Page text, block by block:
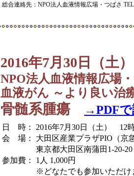
総合連絡先：NPO法人血液情報広場・つばさ
2016年7月30日（土）
NPO法人血液情報広場
血液がん ～より良い治
骨髄系腫瘍 →PDFで
日 時： 2016年7月30日（土） 12
会 場： 大田区産業プラザPIO（京
東京都大田区南蒲田1-20-
参加費： 1人 1,000円
※どなたでも参加いただけ